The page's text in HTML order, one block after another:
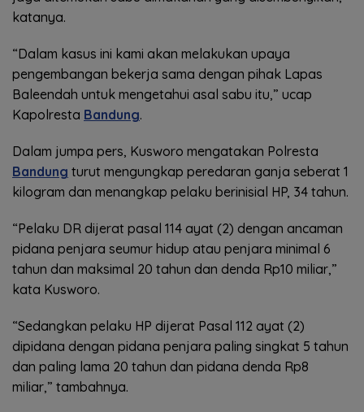
katanya.
“Dalam kasus ini kami akan melakukan upaya
pengembangan bekerja sama dengan pihak Lapas
Baleendah untuk mengetahui asal sabu itu,” ucap
Kapolresta Bandung.
Dalam jumpa pers, Kusworo mengatakan Polresta
Bandung turut mengungkap peredaran ganja seberat 1
kilogram dan menangkap pelaku berinisial HP, 34 tahun.
“Pelaku DR dijerat pasal 114 ayat (2) dengan ancaman
pidana penjara seumur hidup atau penjara minimal 6
tahun dan maksimal 20 tahun dan denda Rp10 miliar,”
kata Kusworo.
“Sedangkan pelaku HP dijerat Pasal 112 ayat (2)
dipidana dengan pidana penjara paling singkat 5 tahun
dan paling lama 20 tahun dan pidana denda Rp8
miliar,” tambahnya.